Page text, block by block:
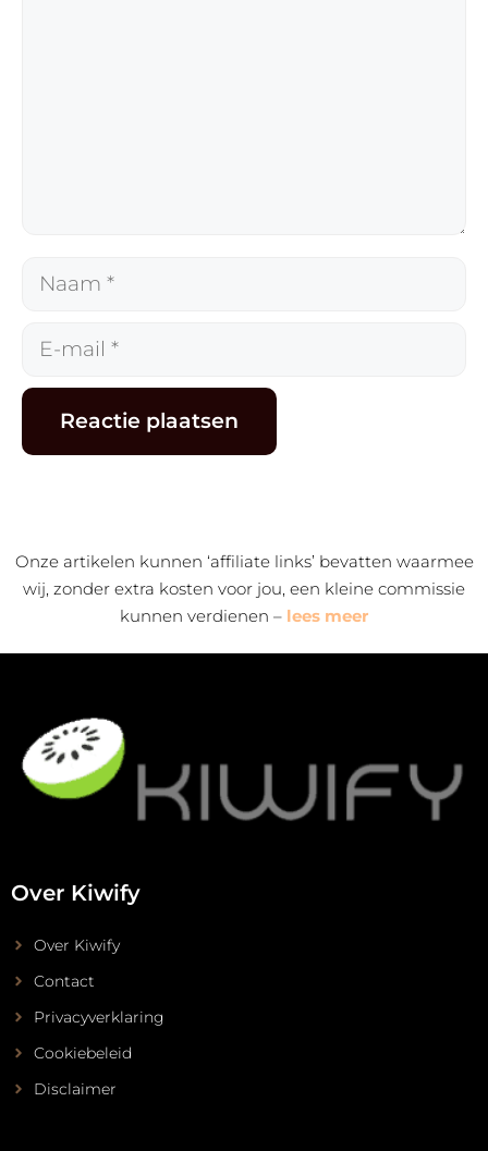
Naam
E-
Onze artikelen kunnen ‘affiliate links’ bevatten waarmee
wij, zonder extra kosten voor jou, een kleine commissie
kunnen verdienen – lees meer
Over Kiwify
Over Kiwify
Contact
Privacyverklaring
Cookiebeleid
Disclaimer